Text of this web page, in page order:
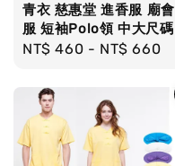
青衣 慈惠堂 進香服 廟會
服 短袖Polo領 中大尺碼
Regular
NT$ 460 - NT$ 660